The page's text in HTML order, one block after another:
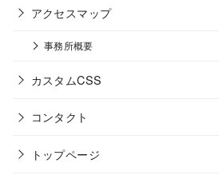
アクセスマップ
事務所概要
カスタムCSS
コンタクト
トップページ